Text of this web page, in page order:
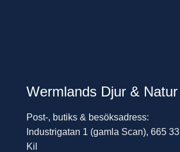
Wermlands Djur & Natur
Post-, butiks & besöksadress:
Industrigatan 1 (gamla Scan), 665 33
Kil